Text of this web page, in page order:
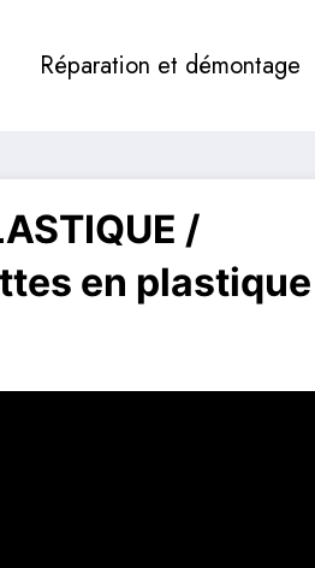
Réparation et démontage
/
en plastique